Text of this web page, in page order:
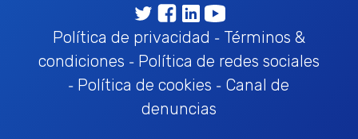
Política de privacidad - Términos &
condiciones - Política de redes sociales
- Política de cookies - Canal de
denuncias